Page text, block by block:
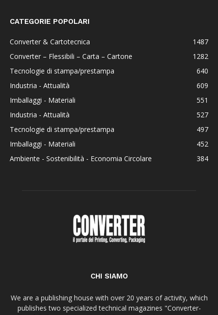
CATEGORIE POPOLARI
Converter & Cartotecnica
1487
Converter – Flessibili – Carta – Cartone
1282
Tecnologie di stampa/prestampa
640
Industria - Attualità
609
Imballaggi - Materiali
551
Industria - Attualità
527
Tecnologie di stampa/prestampa
497
Imballaggi - Materiali
452
Ambiente - Sostenibilità - Economia Circolare
384
CHI SIAMO
We are a publishing house with over 20 years of activity, which
publishes two specialized technical magazines "Converter-